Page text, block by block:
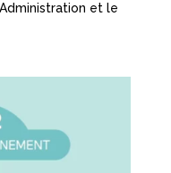
et le